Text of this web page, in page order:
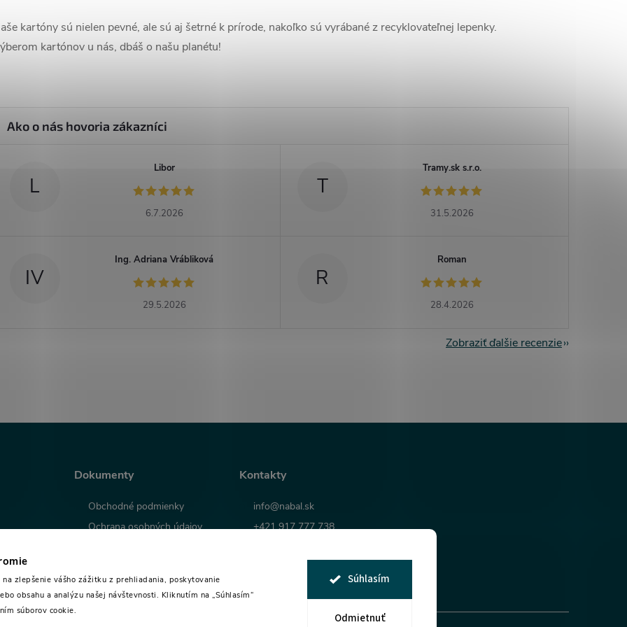
zlepšenie vášho zážitku z prehliadania, poskytovanie
obsahu a analýzu našej návštevnosti. Kliknutím na „Súhlasím“
súborov cookie.
Odmietnuť
Súhlasím
kartóny sú nielen pevné, ale sú aj šetrné k prírode, nakoľko sú vyrábané z recyklovateľnej lepenky.
kartónov u nás, dbáš o našu planétu!
L
Libor
6.7.2026
T
Tramy.sk s.r.o.
31.5.2026
IV
Ing. Adriana Vrábliková
29.5.2026
R
Roman
28.4.2026
Zobraziť ďalšie recenzie
Dokumenty
Obchodné podmienky
Ochrana osobných údajov
Reklamačný protokol
Kontakty
info@nabal.sk
+421 917 777 738